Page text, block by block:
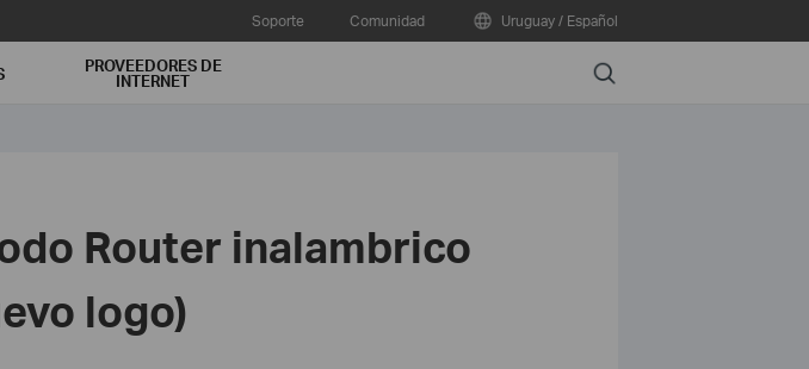
Soporte Comunidad Uruguay / Español
PROVEEDORES DE
INTERNET Search
Router inalambrico
logo)